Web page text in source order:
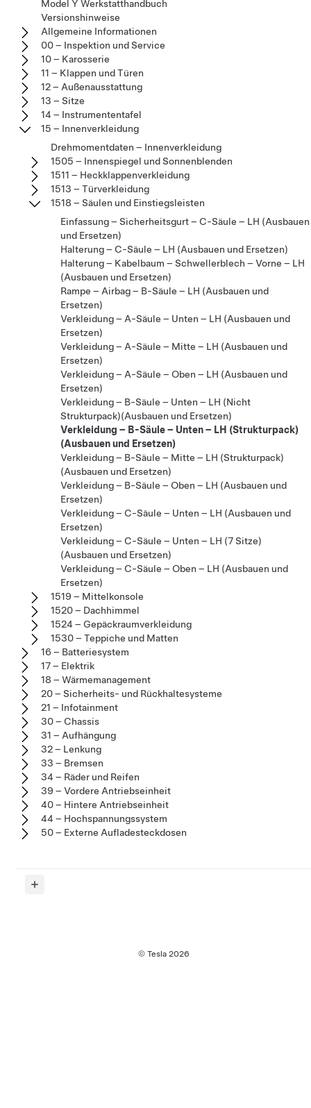
Model Y Werkstatthandbuch
Versionshinweise
Allgemeine Informationen
00 – Inspektion und Service
10 – Karosserie
11 – Klappen und Türen
12 – Außenausstattung
13 – Sitze
14 – Instrumententafel
15 – Innenverkleidung
Drehmomentdaten – Innenverkleidung
1505 – Innenspiegel und Sonnenblenden
1511 – Heckklappenverkleidung
1513 – Türverkleidung
1518 – Säulen und Einstiegsleisten
Einfassung – Sicherheitsgurt – C-Säule – LH (Ausbauen
und Ersetzen)
Halterung – C-Säule – LH (Ausbauen und Ersetzen)
Halterung – Kabelbaum – Schwellerblech – Vorne – LH
(Ausbauen und Ersetzen)
Rampe – Airbag – B-Säule – LH (Ausbauen und
Ersetzen)
Verkleidung – A-Säule – Unten – LH (Ausbauen und
Ersetzen)
Verkleidung – A-Säule – Mitte – LH (Ausbauen und
Ersetzen)
Verkleidung – A-Säule – Oben – LH (Ausbauen und
Ersetzen)
Verkleidung – B-Säule – Unten – LH (Nicht
Strukturpack)(Ausbauen und Ersetzen)
Verkleidung – B-Säule – Unten – LH (Strukturpack)
(Ausbauen und Ersetzen)
Verkleidung – B-Säule – Mitte – LH (Strukturpack)
(Ausbauen und Ersetzen)
Verkleidung – B-Säule – Oben – LH (Ausbauen und
Ersetzen)
Verkleidung – C-Säule – Unten – LH (Ausbauen und
Ersetzen)
Verkleidung – C-Säule – Unten – LH (7 Sitze)
(Ausbauen und Ersetzen)
Verkleidung – C-Säule – Oben – LH (Ausbauen und
Ersetzen)
1519 – Mittelkonsole
1520 – Dachhimmel
1524 – Gepäckraumverkleidung
1530 – Teppiche und Matten
16 – Batteriesystem
17 – Elektrik
18 – Wärmemanagement
20 – Sicherheits- und Rückhaltesysteme
21 – Infotainment
30 – Chassis
31 – Aufhängung
32 – Lenkung
33 – Bremsen
34 – Räder und Reifen
39 – Vordere Antriebseinheit
40 – Hintere Antriebseinheit
44 – Hochspannungssystem
50 – Externe Aufladesteckdosen
© Tesla 2026